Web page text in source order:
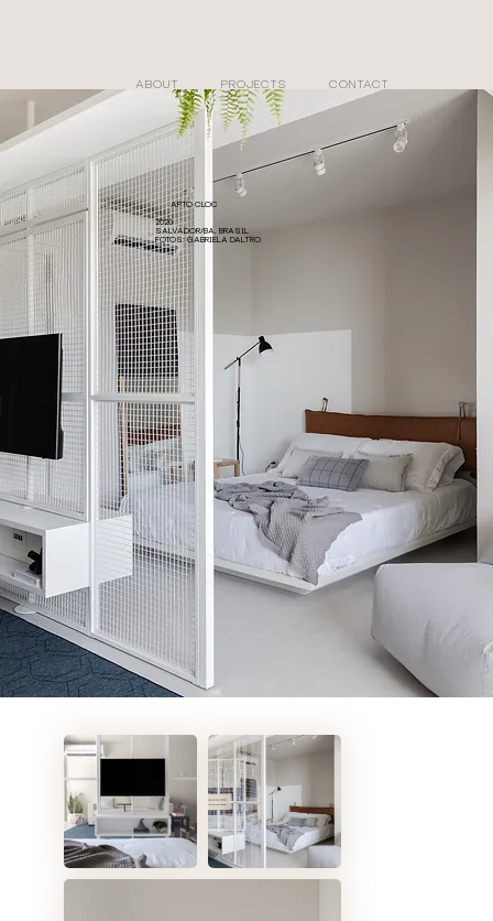
ABOUT PROJECTS CONTACT
APTO CLOC
2020
SALVADOR/BA, BRASIL
FOTOS: GABRIELA DALTRO